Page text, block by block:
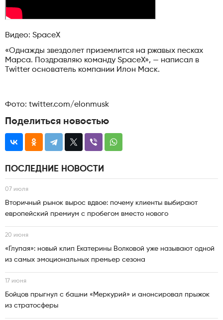
Видео: SpaceX
«Однажды звездолет приземлится на ржавых песках
Марса. Поздравляю команду SpaceX», — написал в
Twitter основатель компании Илон Маск.
Фото: twitter.com/elonmusk
Поделиться новостью
ПОСЛЕДНИЕ НОВОСТИ
07 июля
Вторичный рынок вырос вдвое: почему клиенты выбирают
европейский премиум с пробегом вместо нового
20 июня
«Глупая»: новый клип Екатерины Волковой уже называют одной
из самых эмоциональных премьер сезона
17 июня
Бойцов прыгнул с башни «Меркурий» и анонсировал прыжок
из стратосферы